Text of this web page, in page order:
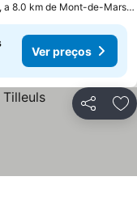
a 8.0 km de Mont-de-Marsan
Ver preços
Partilhar
preços